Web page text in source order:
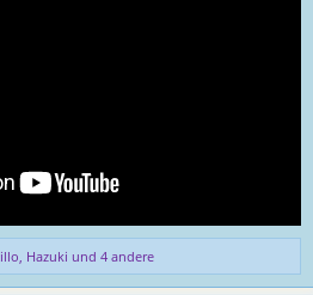
Hazuki und 4 andere